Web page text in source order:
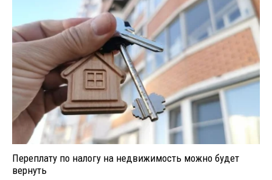
Переплату по налогу на недвижимость можно будет
вернуть